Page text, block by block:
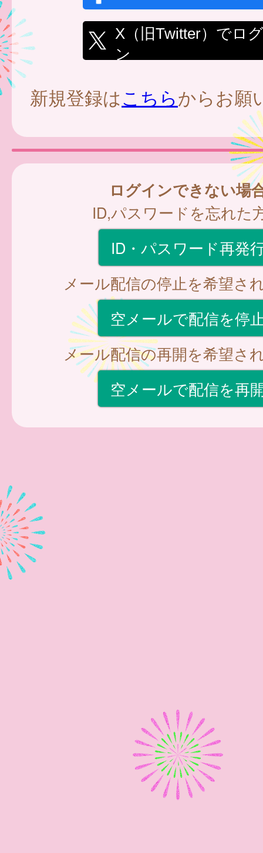
X（旧Twitter）でロ
ン
新規登録はこちらからお願
ログインできない場
ID,パスワードを忘れた
ID・パスワード再発
メール配信の停止を希望さ
空メールで配信を停
メール配信の再開を希望さ
空メールで配信を再